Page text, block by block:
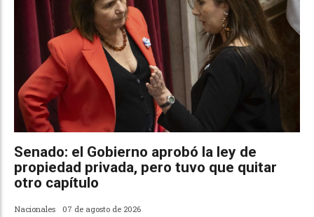
Senado: el Gobierno aprobó la ley de
propiedad privada, pero tuvo que quitar
otro capítulo
Nacionales 07 de agosto de 2026